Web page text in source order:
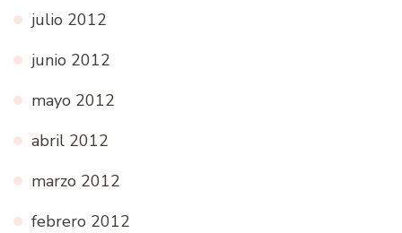
julio 2012
junio 2012
mayo 2012
abril 2012
marzo 2012
febrero 2012